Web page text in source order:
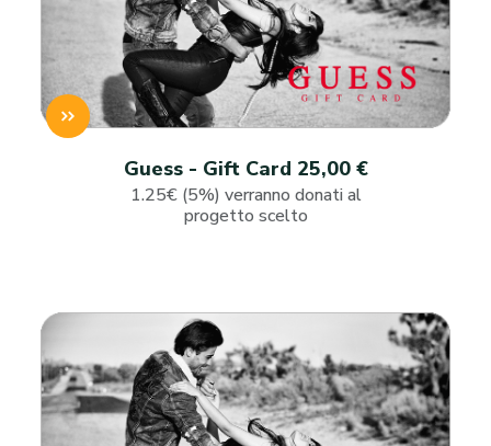
Guess - Gift Card 25,00 €
1.25€ (5%) verranno donati al
progetto scelto